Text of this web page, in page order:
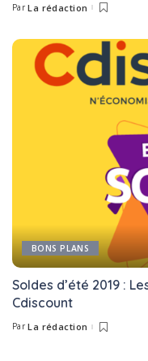
Posted
Par La rédaction
BONS PLANS
Soldes d’été 2019 :
Cdiscount
Posted
Par La rédaction